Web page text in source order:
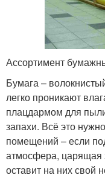
Ассортимент
Бумага –
легко проникают
плацдармом для
запахи. Всё это
помещений – если
атмосфера, царящая
оставит на них свой